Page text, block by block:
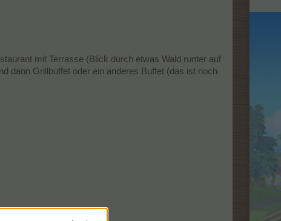
mit Terrasse (Blick durch etwas Wald runter auf
dann Grillbuffet oder ein anderes Buffet (das ist noch